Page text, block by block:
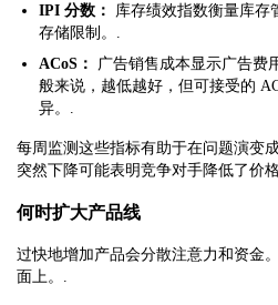
IPI 分数：
库存绩效指数衡量库存
存储限制。.
ACoS：
广告销售成本显示广告费
般来说，越低越好，但可接受的
异。.
每周监测这些指标有助于在问题演变
突然下降可能表明竞争对手降低了价
何时扩大产品线
过快地增加产品会分散注意力和资金
面上。.